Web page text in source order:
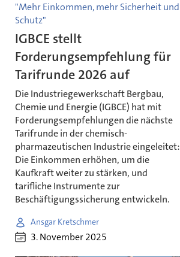
"Mehr Einkommen, mehr Sicherheit und
Schutz"
IGBCE stellt
Forderungsempfehlung für
Tarifrunde 2026 auf
Die Industriegewerkschaft Bergbau,
Chemie und Energie (IGBCE) hat mit
Forderungsempfehlungen die nächste
Tarifrunde in der chemisch-
pharmazeutischen Industrie eingeleitet:
Die Einkommen erhöhen, um die
Kaufkraft weiter zu stärken, und
tarifliche Instrumente zur
Beschäftigungssicherung entwickeln.
Ansgar Kretschmer
3. November 2025